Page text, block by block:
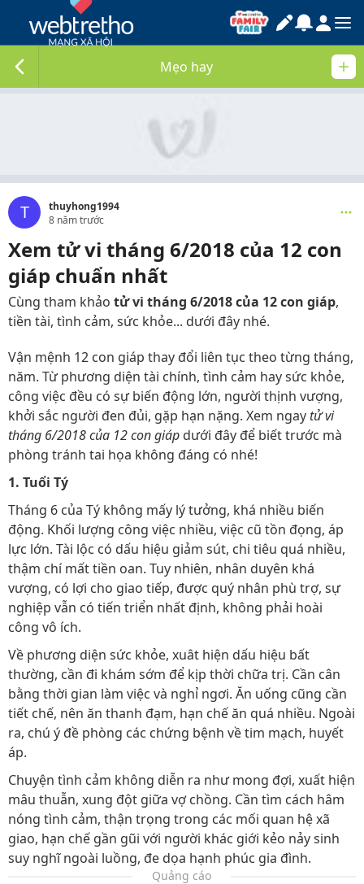
Mẹo hay
T
thuyhong1994
8 năm trước
Xem tử vi tháng 6/2018 của 12 con
giáp chuẩn nhất
Cùng tham khảo tử vi tháng 6/2018 của 12 con giáp,
tiền tài, tình cảm, sức khỏe... dưới đây nhé.
Vận mệnh 12 con giáp thay đổi liên tục theo từng tháng,
năm. Từ phương diện tài chính, tình cảm hay sức khỏe,
công việc đều có sự biến động lớn, người thịnh vượng,
khởi sắc người đen đủi, gặp hạn nặng. Xem ngay tử vi
tháng 6/2018 của 12 con giáp dưới đây để biết trước mà
phòng tránh tai họa không đáng có nhé!
1. Tuổi Tý
Tháng 6 của Tý không mấy lý tưởng, khá nhiều biến
động. Khối lượng công việc nhiều, việc cũ tồn đọng, áp
lực lớn. Tài lộc có dấu hiệu giảm sút, chi tiêu quá nhiều,
thậm chí mất tiền oan. Tuy nhiên, nhân duyên khá
vượng, có lợi cho giao tiếp, được quý nhân phù trợ, sự
nghiệp vẫn có tiến triển nhất định, không phải hoài
công vô ích.
Về phương diện sức khỏe, xuât hiện dấu hiệu bất
thường, cần đi khám sớm để kịp thời chữa trị. Cần cân
bằng thời gian làm việc và nghỉ ngơi. Ăn uống cũng cần
tiết chế, nên ăn thanh đạm, hạn chế ăn quá nhiều. Ngoài
ra, chú ý đề phòng các chứng bệnh về tim mạch, huyết
áp.
Chuyện tình cảm không diễn ra như mong đợi, xuất hiện
mâu thuẫn, xung đột giữa vợ chồng. Cần tìm cách hâm
nóng tình cảm, thận trọng trong các mối quan hệ xã
giao, hạn chế gần gũi với người khác giới kẻo nảy sinh
suy nghĩ ngoài luồng, đe dọa hạnh phúc gia đình.
Quảng cáo